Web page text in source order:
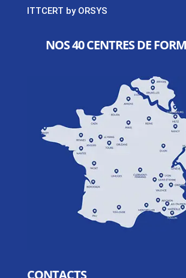
ITTCERT by ORSYS
NOS 40 CENTRES DE